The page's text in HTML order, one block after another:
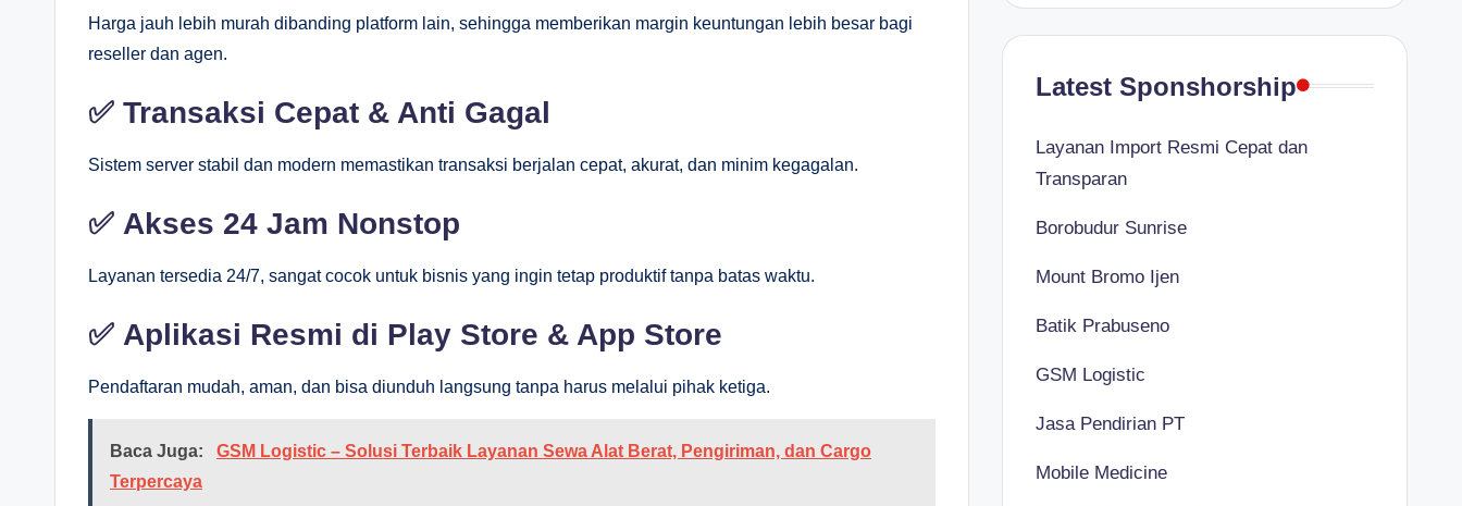
Harga jauh lebih murah dibanding platform lain, sehingga memberikan margin keuntungan lebih besar bagi
reseller dan agen.
✅ Transaksi Cepat & Anti Gagal
Sistem server stabil dan modern memastikan transaksi berjalan cepat, akurat, dan minim kegagalan.
✅ Akses 24 Jam Nonstop
Layanan tersedia 24/7, sangat cocok untuk bisnis yang ingin tetap produktif tanpa batas waktu.
✅ Aplikasi Resmi di Play Store & App Store
Pendaftaran mudah, aman, dan bisa diunduh langsung tanpa harus melalui pihak ketiga.
Baca Juga:
GSM Logistic – Solusi Terbaik Layanan Sewa Alat Berat, Pengiriman, dan Cargo
Terpercaya
Latest Sponshorship
Layanan Import Resmi Cepat dan
Transparan
Borobudur Sunrise
Mount Bromo Ijen
Batik Prabuseno
GSM Logistic
Jasa Pendirian PT
Mobile Medicine